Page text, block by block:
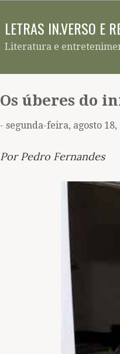
LETRAS IN.VERSO E
Literatura e
Os úberes do
- segunda-feira, agosto 18,
Por Pedro Fernandes